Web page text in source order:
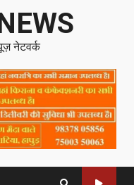
नेटवर्क